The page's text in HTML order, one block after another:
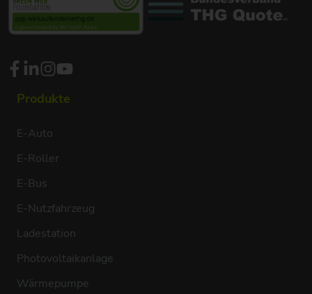
Produkte
E-Auto
E-Roller
E-Bus
E-Nutzfahrzeug
Ladestation
Photovoltaikanlage
Wärmepumpe